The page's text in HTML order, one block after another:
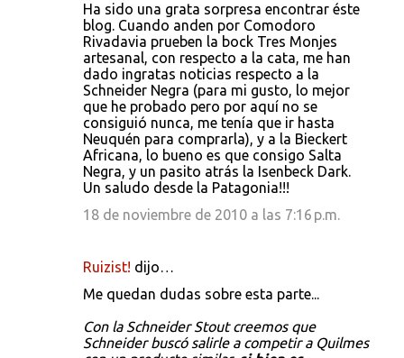
Ha sido una grata sorpresa encontrar éste
blog. Cuando anden por Comodoro
Rivadavia prueben la bock Tres Monjes
artesanal, con respecto a la cata, me han
dado ingratas noticias respecto a la
Schneider Negra (para mi gusto, lo mejor
que he probado pero por aquí no se
consiguió nunca, me tenía que ir hasta
Neuquén para comprarla), y a la Bieckert
Africana, lo bueno es que consigo Salta
Negra, y un pasito atrás la Isenbeck Dark.
Un saludo desde la Patagonia!!!
18 de noviembre de 2010 a las 7:16 p.m.
Ruizist! dijo…
Me quedan dudas sobre esta parte...
Con la Schneider Stout creemos que
Schneider buscó salirle a competir a Quilmes